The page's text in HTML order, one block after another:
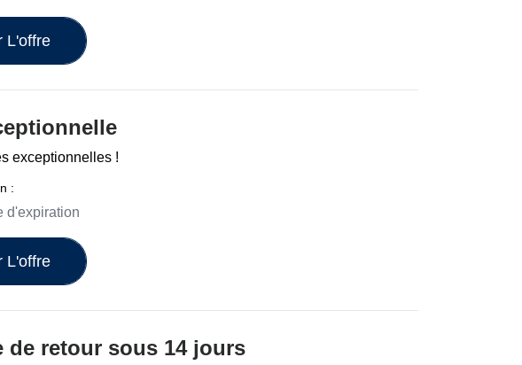
L'offre
exceptionnelles !
:
d'expiration
L'offre
de retour sous 14 jours